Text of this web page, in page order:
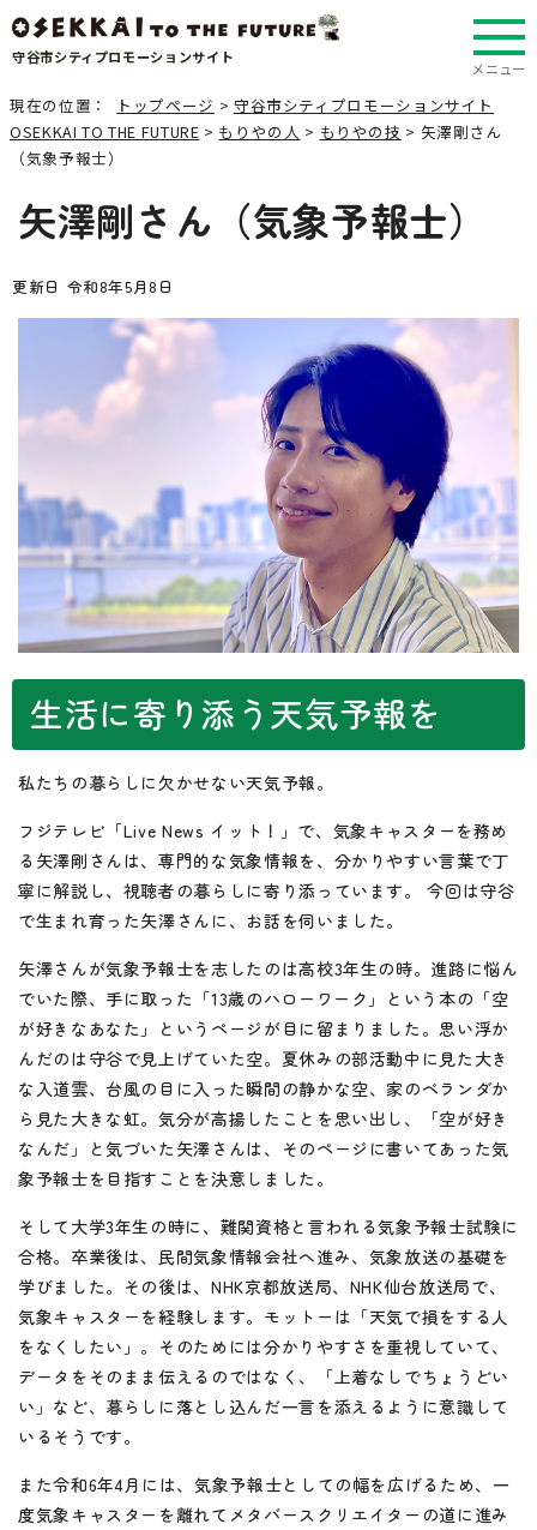
守谷市シティプロモーションサイト
メニュー
現在の位置： トップページ > 守谷市シティプロモーションサイト
OSEKKAI TO THE FUTURE > もりやの人 > もりやの技 > 矢澤剛さん
（気象予報士）
矢澤剛さん（気象予報士）
更新日 令和8年5月8日
生活に寄り添う天気予報を
私たちの暮らしに欠かせない天気予報。
フジテレビ「Live News イット！」で、気象キャスターを務め
る矢澤剛さんは、専門的な気象情報を、分かりやすい言葉で丁
寧に解説し、視聴者の暮らしに寄り添っています。 今回は守谷
で生まれ育った矢澤さんに、お話を伺いました。
矢澤さんが気象予報士を志したのは高校3年生の時。進路に悩ん
でいた際、手に取った「13歳のハローワーク」という本の「空
が好きなあなた」というページが目に留まりました。思い浮か
んだのは守谷で見上げていた空。夏休みの部活動中に見た大き
な入道雲、台風の目に入った瞬間の静かな空、家のベランダか
ら見た大きな虹。気分が高揚したことを思い出し、「空が好き
なんだ」と気づいた矢澤さんは、そのページに書いてあった気
象予報士を目指すことを決意しました。
そして大学3年生の時に、難関資格と言われる気象予報士試験に
合格。卒業後は、民間気象情報会社へ進み、気象放送の基礎を
学びました。その後は、NHK京都放送局、NHK仙台放送局で、
気象キャスターを経験します。モットーは「天気で損をする人
をなくしたい」。そのためには分かりやすさを重視していて、
データをそのまま伝えるのではなく、「上着なしでちょうどい
い」など、暮らしに落とし込んだ一言を添えるように意識して
いるそうです。
また令和6年4月には、気象予報士としての幅を広げるため、一
度気象キャスターを離れてメタバースクリエイターの道に進み